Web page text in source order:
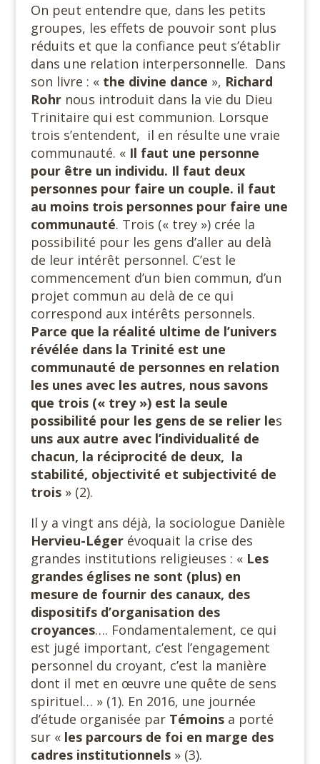
On peut entendre que, dans les petits
groupes, les effets de pouvoir sont plus
réduits et que la confiance peut s’établir
dans une relation interpersonnelle. Dans
son livre : « the divine dance », Richard
Rohrnous introduit dans la vie du Dieu
Trinitaire qui est communion. Lorsque
trois s’entendent, il en résulte une vraie
communauté. « Il faut une personne
pour être un individu. Il faut deux
personnes pour faire un couple. il faut
au moins trois personnes pour faire une
communauté. Trois (« trey ») crée la
possibilité pour les gens d’aller au delà
de leur intérêt personnel. C’est le
commencement d’un bien commun, d’un
projet commun au delà de ce qui
correspond aux intérêts personnels.
Parce que la réalité ultime de l’univers
révélée dans la Trinité est une
communauté de personnes en relation
les unes avec les autres, nous savons
que trois (« trey ») est la seule
possibilité pour les gens de se relier les
uns aux autre avec l’individualité de
chacun, la réciprocité de deux, la
stabilité, objectivité et subjectivité de
trois » (2).
Il y a vingt ans déjà, la sociologue Danièle
Hervieu-Légerévoquait la crise des
grandes institutions religieuses : « Les
grandes églises ne sont (plus) en
mesure de fournir des canaux, des
dispositifs d’organisation des
croyances…. Fondamentalement, ce qui
est jugé important, c’est l’engagement
personnel du croyant, c’est la manière
dont il met en œuvre une quête de sens
spirituel… » (1). En 2016, une journée
d’étude organisée par Témoinsa porté
sur « les parcours de foi en marge des
cadres institutionnels» (3).